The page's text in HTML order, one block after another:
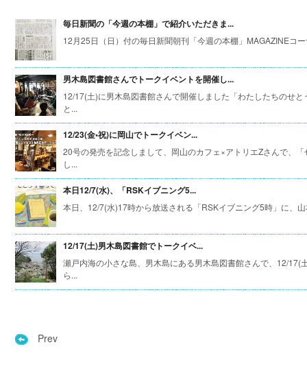
毎日新聞の「今週の本棚」で紹介いただきま...
12月25日（日）付の毎日新聞朝刊「今週の本棚」MAGAZINEコ
男木島図書館さんでトークイベントを開催し...
12/17(土)に男木島図書館さんで開催しました「わたしたちのせ
と...
12/23(金•祝)に岡山でトークイベン...
20号の発売を記念しまして、岡山のカフェ×アトリエZさんで、
し...
本日12/7(水)、「RSKイブニング5...
本日、12/7(水)17時から放送される「RSKイブニング5時」に、
12/17(土)男木島図書館でトークイベ...
瀬戸内海の小さな島、男木島にある男木島図書館さんで、12/17(
ら...
Prev